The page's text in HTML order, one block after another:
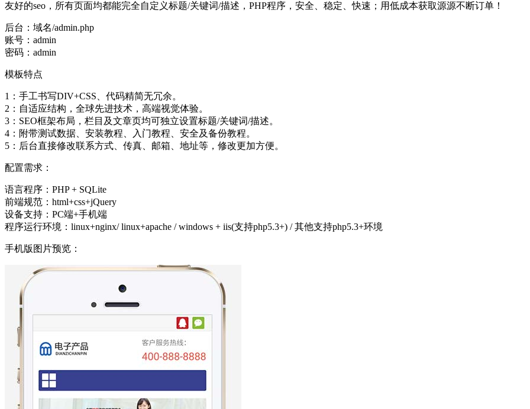
友好的seo，所有页面均都能完全自定义标题/关键词/描述，PHP程序，安全、稳定、快速；用低成本获取源源不断订单！
后台：域名/admin.php
账号：admin
密码：admin
模板特点
1：手工书写DIV+CSS、代码精简无冗余。
2：自适应结构，全球先进技术，高端视觉体验。
3：SEO框架布局，栏目及文章页均可独立设置标题/关键词/描述。
4：附带测试数据、安装教程、入门教程、安全及备份教程。
5：后台直接修改联系方式、传真、邮箱、地址等，修改更加方便。
配置需求：
语言程序：PHP + SQLite
前端规范：html+css+jQuery
设备支持：PC端+手机端
程序运行环境：linux+nginx/ linux+apache / windows + iis(支持php5.3+) / 其他支持php5.3+环境
手机版图片预览：